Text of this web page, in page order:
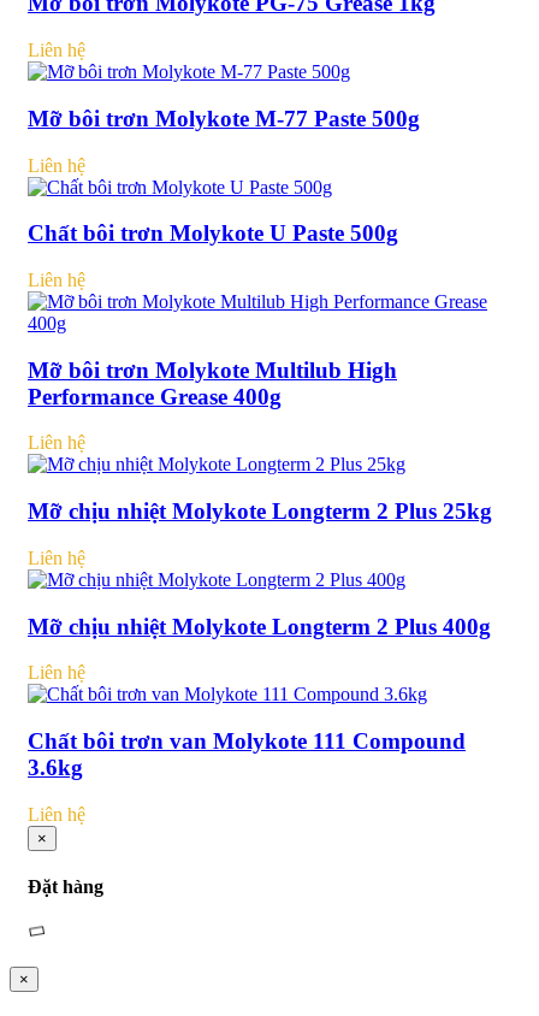
Liên hệ
Mỡ bôi trơn Molykote M-77 Paste 500g
Liên hệ
Chất bôi trơn Molykote U Paste 500g
Liên hệ
Mỡ bôi trơn Molykote Multilub High
Performance Grease 400g
Liên hệ
Mỡ chịu nhiệt Molykote Longterm 2 Plus 25kg
Liên hệ
Mỡ chịu nhiệt Molykote Longterm 2 Plus 400g
Liên hệ
Chất bôi trơn van Molykote 111 Compound
3.6kg
Liên hệ
×
Đặt hàng
×